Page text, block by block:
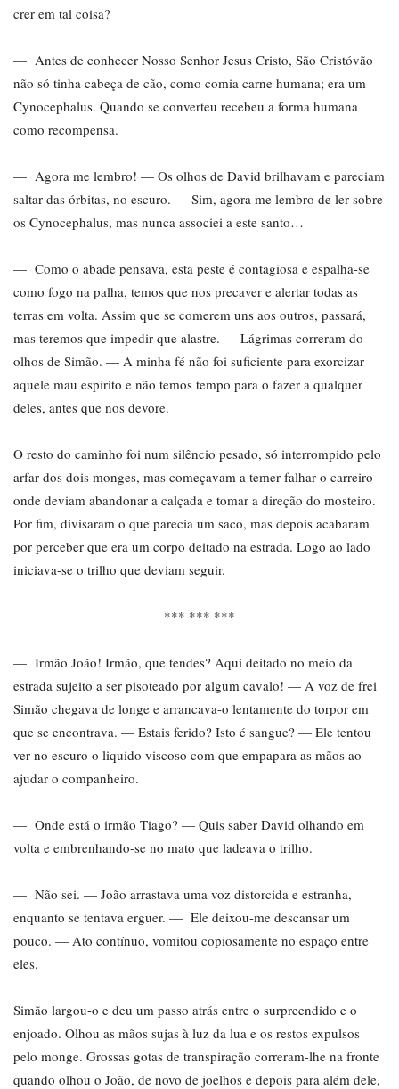
crer em tal coisa?
— Antes de conhecer Nosso Senhor Jesus Cristo, São Cristóvão
não só tinha cabeça de cão, como comia carne humana; era um
Cynocephalus. Quando se converteu recebeu a forma humana
como recompensa.
— Agora me lembro! — Os olhos de David brilhavam e pareciam
saltar das órbitas, no escuro. — Sim, agora me lembro de ler sobre
os Cynocephalus, mas nunca associei a este santo…
— Como o abade pensava, esta peste é contagiosa e espalha-se
como fogo na palha, temos que nos precaver e alertar todas as
terras em volta. Assim que se comerem uns aos outros, passará,
mas teremos que impedir que alastre. — Lágrimas correram do
olhos de Simão. — A minha fé não foi suficiente para exorcizar
aquele mau espírito e não temos tempo para o fazer a qualquer
deles, antes que nos devore.
O resto do caminho foi num silêncio pesado, só interrompido pelo
arfar dos dois monges, mas começavam a temer falhar o carreiro
onde deviam abandonar a calçada e tomar a direção do mosteiro.
Por fim, divisaram o que parecia um saco, mas depois acabaram
por perceber que era um corpo deitado na estrada. Logo ao lado
iniciava-se o trilho que deviam seguir.
*** *** ***
— Irmão João! Irmão, que tendes? Aqui deitado no meio da
estrada sujeito a ser pisoteado por algum cavalo! — A voz de frei
Simão chegava de longe e arrancava-o lentamente do torpor em
que se encontrava. — Estais ferido? Isto é sangue? — Ele tentou
ver no escuro o liquido viscoso com que empapara as mãos ao
ajudar o companheiro.
— Onde está o irmão Tiago? — Quis saber David olhando em
volta e embrenhando-se no mato que ladeava o trilho.
— Não sei. — João arrastava uma voz distorcida e estranha,
enquanto se tentava erguer. — Ele deixou-me descansar um
pouco. — Ato contínuo, vomitou copiosamente no espaço entre
eles.
Simão largou-o e deu um passo atrás entre o surpreendido e o
enjoado. Olhou as mãos sujas à luz da lua e os restos expulsos
pelo monge. Grossas gotas de transpiração correram-lhe na fronte
quando olhou o João, de novo de joelhos e depois para além dele,